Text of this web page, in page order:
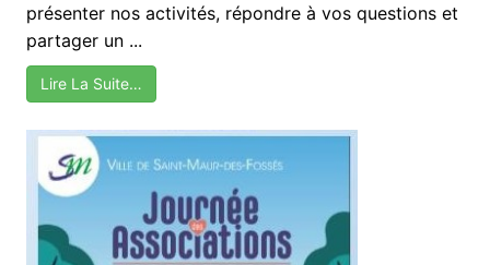
présenter nos activités, répondre à vos questions et
partager un ...
Lire La Suite…